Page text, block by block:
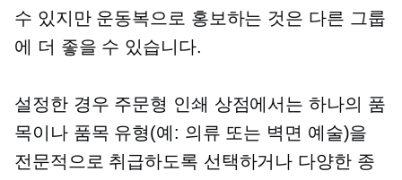
수 있지만 운동복으로 홍보하는 것은 다른 그룹
에 더 좋을 수 있습니다.
설정한 경우 주문형 인쇄 상점에서는 하나의 품
목이나 품목 유형(예: 의류 또는 벽면 예술)을
전문적으로 취급하도록 선택하거나 다양한 종